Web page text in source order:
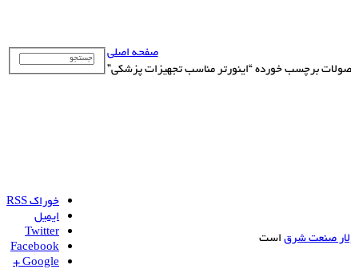
صفحه اصلی
برچسب خورده “اینورتر مناسب تجهیزات پزشکی”
صنعت شرق است
خوراک RSS
ایمیل
Twitter
Facebook
Google +